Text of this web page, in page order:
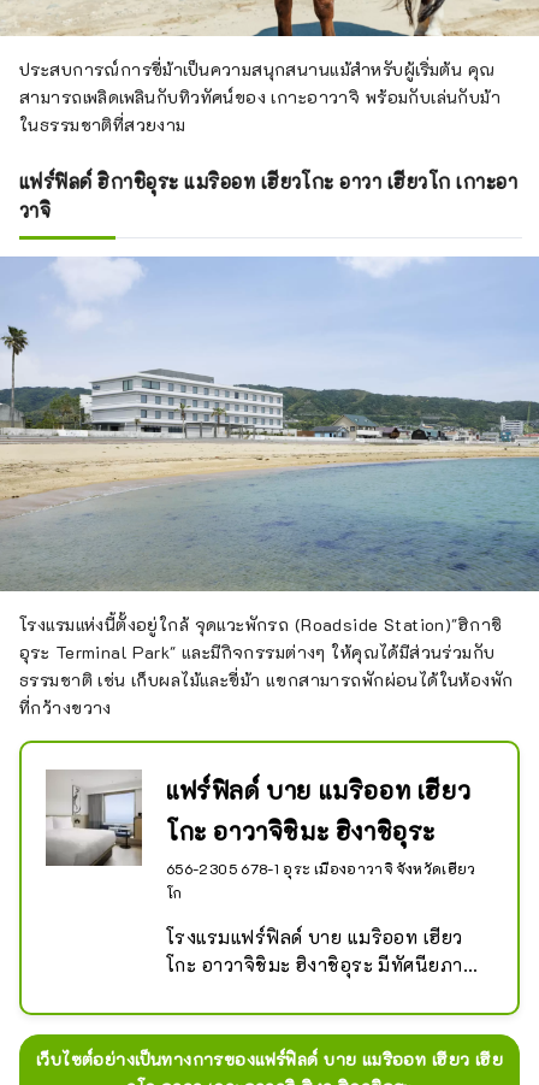
ประสบการณ์การขี่ม้าเป็นความสนุกสนานแม้สำหรับผู้เริ่มต้น คุณ
สามารถเพลิดเพลินกับทิวทัศน์ของ เกาะอาวาจิ พร้อมกับเล่นกับม้า
ในธรรมชาติที่สวยงาม
แฟร์ฟิลด์ ฮิกาชิอุระ แมริออท เฮียวโกะ อาวา เฮียวโก เกาะอา
วาจิ
โรงแรมแห่งนี้ตั้งอยู่ใกล้ จุดแวะพักรถ (Roadside Station)"ฮิกาชิ
อุระ Terminal Park" และมีกิจกรรมต่างๆ ให้คุณได้มีส่วนร่วมกับ
ธรรมชาติ เช่น เก็บผลไม้และขี่ม้า แขกสามารถพักผ่อนได้ในห้องพัก
ที่กว้างขวาง
แฟร์ฟิลด์ บาย แมริออท เฮียว
โกะ อาวาจิชิมะ ฮิงาชิอุระ
656-2305 678-1 อุระ เมืองอาวาจิ จังหวัดเฮียว
โก
โรงแรมแฟร์ฟิลด์ บาย แมริออท เฮียว
โกะ อาวาจิชิมะ ฮิงาชิอุระ มีทัศนียภาพ
กับสวนริมทะเลอุระ ซึ่งเป็นที่ตั้งของหาด
ซันบีชของจังหวัดอุระ ซึ่งได้รับการคัด
เลือกให้เป็นหนึ่งใน 88 หาดที่เหมาะกับ
เว็บไซต์อย่างเป็นทางการของแฟร์ฟิลด์ บาย แมริออท เฮียว เฮีย